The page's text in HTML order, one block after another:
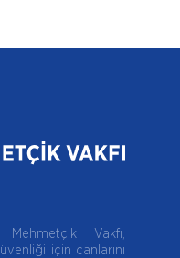
Vakfı,
için canlarını